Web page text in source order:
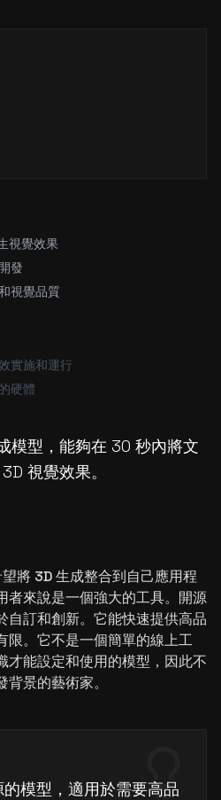
視覺效果
發
視覺品質
實施和運行
硬體
模型，能夠在 30 秒內將文
視覺效果。
將 3D 生成整合到自己應用程
者來說是一個強大的工具。開源
自訂和創新。它能快速提供高品
限。它不是一個簡單的線上工
才能設定和使用的模型，因此不
景的藝術家。
模型，適用於需要高品